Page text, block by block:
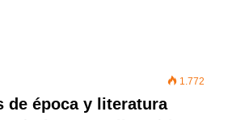
1.772
de época y literatura